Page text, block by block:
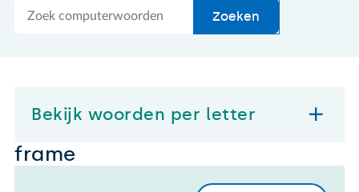
Zoek
Zoeken
Bekijk woorden per letter
frame